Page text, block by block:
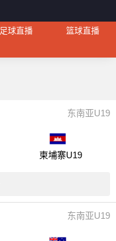
足球直播
篮球直播
东南亚U19
柬埔寨U19
东南亚U19